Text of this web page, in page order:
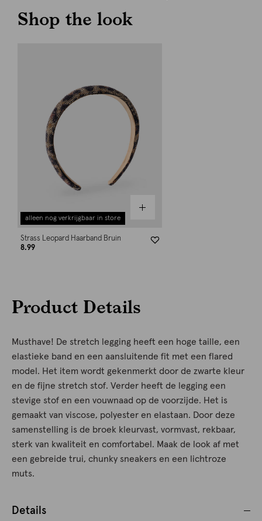
Shop the look
alleen nog verkrijgbaar in store
Strass Leopard Haarband Bruin
8.99
Product Details
Musthave! De stretch legging heeft een hoge taille, een
elastieke band en een aansluitende fit met een flared
model. Het item wordt gekenmerkt door de zwarte kleur
en de fijne stretch stof. Verder heeft de legging een
stevige stof en een vouwnaad op de voorzijde. Het is
gemaakt van viscose, polyester en elastaan. Door deze
samenstelling is de broek kleurvast, vormvast, rekbaar,
sterk van kwaliteit en comfortabel. Maak de look af met
een gebreide trui, chunky sneakers en een lichtroze
muts.
Details